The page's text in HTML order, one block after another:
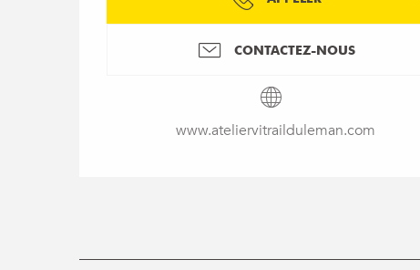
CONTACTEZ-NOUS
www.ateliervitrailduleman.com